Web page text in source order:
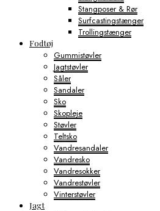
Stangposer & Rør
Surfcastingstænger
Trollingstænger
Fodtøj
Gummistøvler
Jagtstøvler
Såler
Sandaler
Sko
Skopleje
Støvler
Teltsko
Vandresandaler
Vandresko
Vandresokker
Vandrestøvler
Vinterstøvler
Jagt